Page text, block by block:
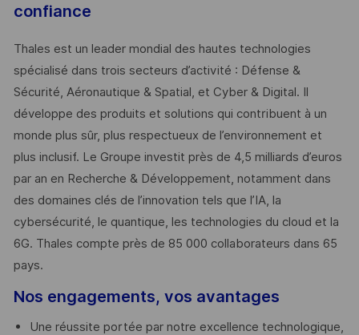
confiance
Thales est un leader mondial des hautes technologies
spécialisé dans trois secteurs d’activité : Défense &
Sécurité, Aéronautique & Spatial, et Cyber & Digital. Il
développe des produits et solutions qui contribuent à un
monde plus sûr, plus respectueux de l’environnement et
plus inclusif. Le Groupe investit près de 4,5 milliards d’euros
par an en Recherche & Développement, notamment dans
des domaines clés de l’innovation tels que l’IA, la
cybersécurité, le quantique, les technologies du cloud et la
6G. Thales compte près de 85 000 collaborateurs dans 65
pays. ​
Nos engagements, vos avantages
Une réussite portée par notre excellence technologique,